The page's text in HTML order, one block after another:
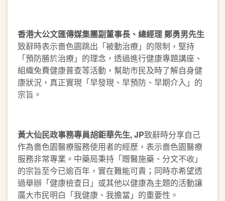
香港大公文匯傳媒集團副董事長、總經理 鄭勇男先生
致辭時表示嗇色園跳出「被動治療」的限制，堅持
「預防勝於治療」的理念，透過進行健康專題講座、
組織免費健康普查等活動，幫助市民及時了解自身健
康狀況，真正實現「早發現、早預防、早期介入」的
宗旨。
黃大仙民政事務專員胡鉅華先生, JP致辭時分享自己
作為嗇色園醫療服務使用者的經歷，表示嗇色園醫療
服務非常專業。中藥局秉持「贈醫施藥、分文不收」
的宗旨至今已逾百年，實在難能可貴；同時亦希望透
過舉辦「健康檢查日」或其他以健康為主題的活動讓
廣大市民明白「我健康、我擔當」的重要性。